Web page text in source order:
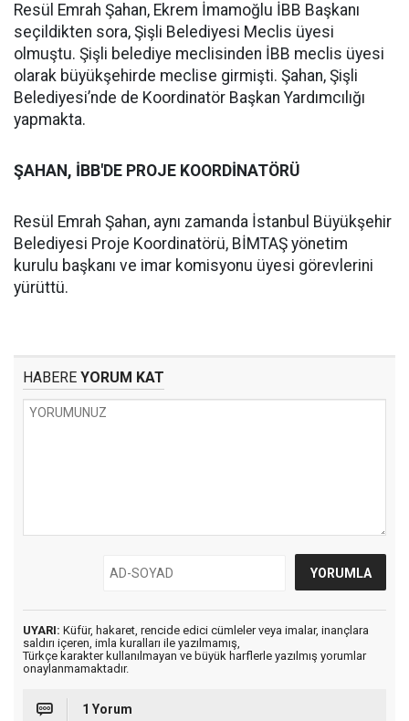
Resül Emrah Şahan, Ekrem İmamoğlu İBB Başkanı
seçildikten sora, Şişli Belediyesi Meclis üyesi
olmuştu. Şişli belediye meclisinden İBB meclis üyesi
olarak büyükşehirde meclise girmişti. Şahan, Şişli
Belediyesi’nde de Koordinatör Başkan Yardımcılığı
yapmakta.
ŞAHAN, İBB'DE PROJE KOORDİNATÖRÜ
Resül Emrah Şahan, aynı zamanda İstanbul Büyükşehir
Belediyesi Proje Koordinatörü, BİMTAŞ yönetim
kurulu başkanı ve imar komisyonu üyesi görevlerini
yürüttü.
HABERE YORUM KAT
UYARI: Küfür, hakaret, rencide edici cümleler veya imalar, inançlara
saldırı içeren, imla kuralları ile yazılmamış,
Türkçe karakter kullanılmayan ve büyük harflerle yazılmış yorumlar
onaylanmamaktadır.
1 Yorum